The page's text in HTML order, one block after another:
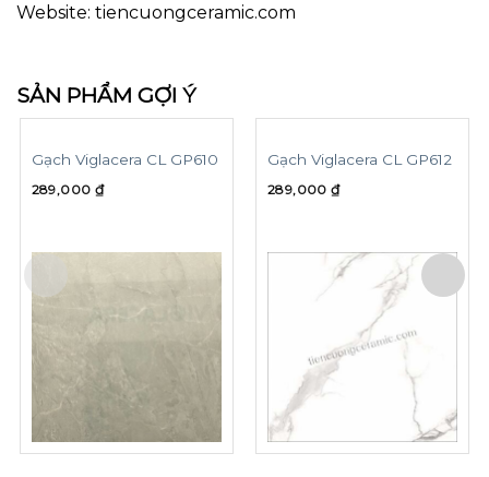
Website: tiencuongceramic.com
SẢN PHẨM GỢI Ý
Gạch Viglacera CL GP610
289,000 ₫
Gạch Viglacera CL GP612
289,000₫